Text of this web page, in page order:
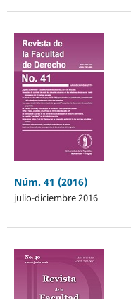
Núm. 41 (2016)
julio-diciembre 2016